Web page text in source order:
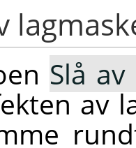
Slå
av